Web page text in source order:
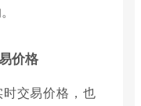
价格
交易价格，也